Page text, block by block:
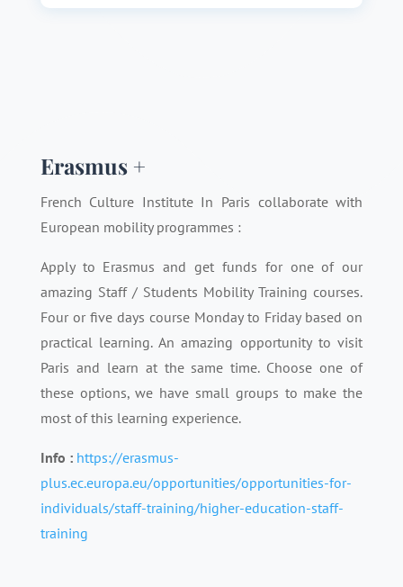
Erasmus +
French Culture Institute In Paris collaborate with
European mobility programmes :
Apply to Erasmus and get funds for one of our
amazing Staff / Students Mobility Training courses.
Four or five days course Monday to Friday based on
practical learning. An amazing opportunity to visit
Paris and learn at the same time. Choose one of
these options, we have small groups to make the
most of this learning experience.
Info : https://erasmus-
plus.ec.europa.eu/opportunities/opportunities-for-
individuals/staff-training/higher-education-staff-
training